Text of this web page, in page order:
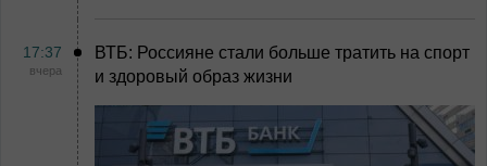
17:37
вчера
ВТБ: Россияне стали больше тратить на спорт
и здоровый образ жизни